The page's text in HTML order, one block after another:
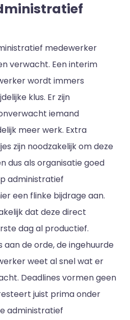
medewerker
verwacht. Een interim
wordt immers
klus. Er zijn
iemand
meer werk. Extra
zijn noodzakelijk om deze
dus als organisatie goed
administratief
een flinke bijdrage aan.
dat deze direct
dag al productief.
aan de orde, de ingehuurde
weet al snel wat er
Deadlines vormen geen
juist prima onder
administratief